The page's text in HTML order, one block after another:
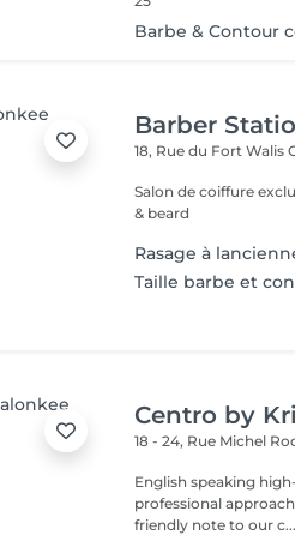
Barbe & Contour
Barber
18, Rue du Fort Walis
Salon de coiffure
& beard
Rasage à
Taille barbe et
Centro by
18 - 24, Rue Michel
English speaking
professional
friendly note to our c...